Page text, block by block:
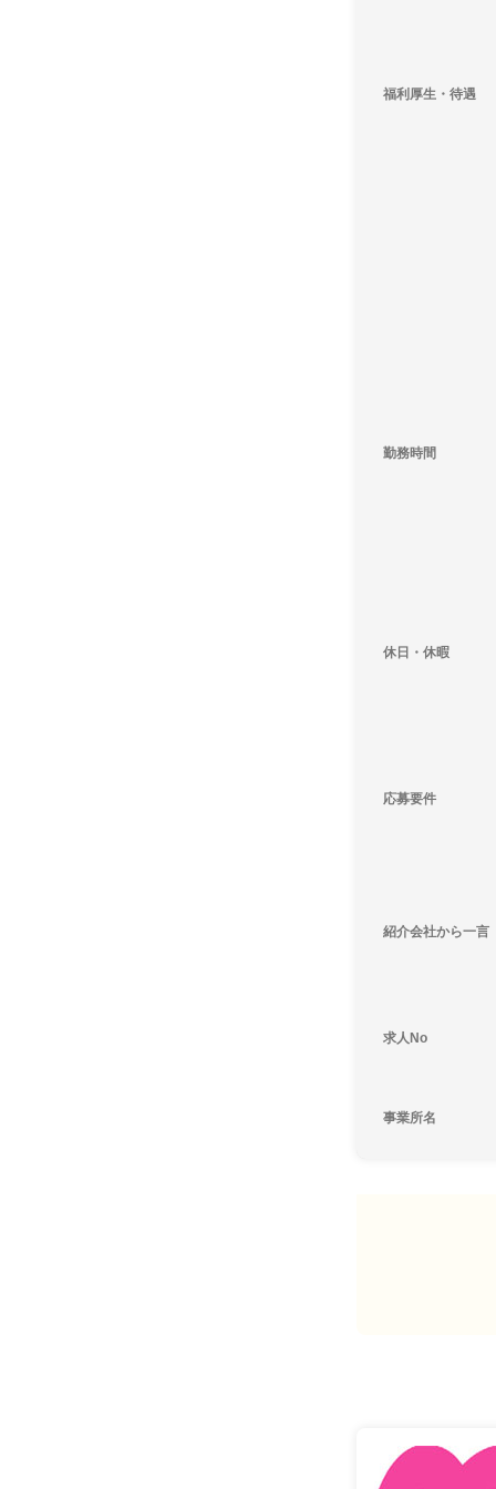
福利厚生・待遇
勤務時間
休日・休暇
応募要件
紹介会社から一言
求人No
事業所名